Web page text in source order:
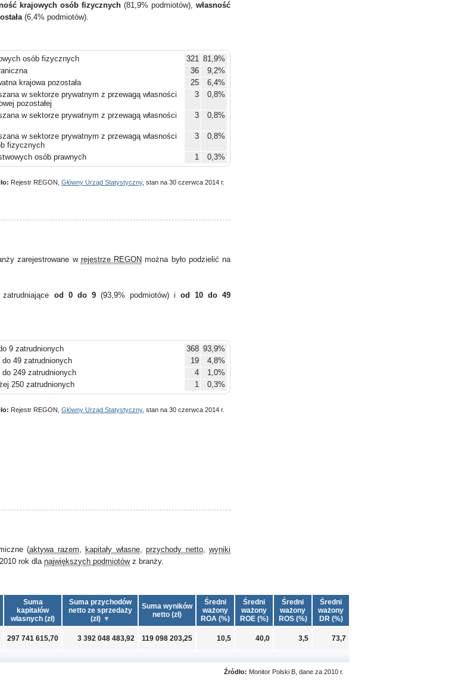
krajowych osób fizycznych(81,9% podmiotów),własność
(6,4% podmiotów).
osób fizycznych 321 81,9%
36
9,2%
krajowa pozostała
25
6,4%
w sektorze prywatnym z przewagą własności
pozostałej
3 0,8%
w sektorze prywatnym z przewagą własności
3 0,8%
w sektorze prywatnym z przewagą własności
fizycznych
3 0,8%
osób prawnych 1 0,3%
Rejestr REGON, Główny Urząd Statystyczny, stan na 30 czerwca 2014 r.
zarejestrowane w rejestrze REGON można było podzielić na
od 0 do 9 (93,9% podmiotów) i od 10 do 49
9 zatrudnionych 368 93,9%
do 49 zatrudnionych
19
4,8%
do 249 zatrudnionych
4
1,0%
250 zatrudnionych
1 0,3%
Rejestr REGON, Główny Urząd Statystyczny, stan na 30 czerwca 2014 r.
(aktywa razem, kapitały własne,przychody netto,wyniki
rok dlanajwiększych podmiotówz branży.
Suma
kapitałów
własnych (zł)
Suma przychodów
netto ze sprzedaży
(zł)
Suma wyników
netto (zł)
Średni
ważony
ROA (%)
Średni
ważony
ROE (%)
Średni
ważony
ROS (%)
Średni
ważony
DR (%)
297 741 615,70 3 392 048 483,92 119 098 203,25 10,5 40,0 3,5 73,7
Źródło: Monitor Polski B, dane za 2010 r.